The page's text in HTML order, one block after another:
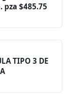
pza $485.75
TIPO 3 DE